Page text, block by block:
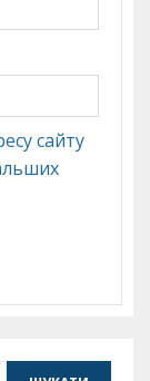
сайту